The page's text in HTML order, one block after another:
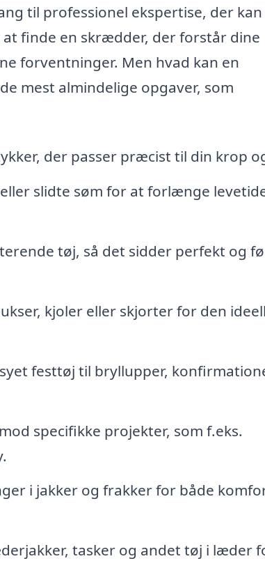
til professionel ekspertise, der kan
finde en skrædder, der forstår dine
forventninger. Men hvad kan en
mest almindelige opgaver, som
der passer præcist til din krop
slidte søm for at forlænge
tøj, så det sidder perfekt og
kjoler eller skjorter for den
festtøj til bryllupper,
specifikke projekter, som f.eks.
i jakker og frakker for både
tasker og andet tøj i læder